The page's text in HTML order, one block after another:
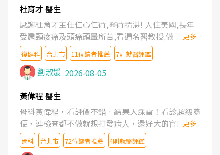
杜育才 醫生
感謝杜育才主任仁心仁術,醫術精湛! 人住美國,長年
受肩頸痠痛及頭痛頭暈所苦,看遍名醫教授,做了各種
檢查,也嘗試過西醫打針,中醫針灸及物理徒手治療都
沒有用,後來連吃到嗎啡類止痛藥都效果有限,只是壓
症狀,沒多久就痛起來,多年失眠嚴重影響生活品質.
台灣親友介紹忠孝醫院杜育才主任是頸頭症候群專
家,上網搜尋杜主任相關文章新聞跟網路評價之後,下
定決心飛回台北找杜醫師診治. 杜主任的乾針跟增生
治療真的很厲害,第一次乾針就覺得整個肩頸鬆開,回
家特別好睡,經過幾次治療,長年頑疾已經好了大半,杜
主任除了打針超厲害,還會一直交代要改善姿勢跟好
更多
復健科 台北市 11位讀者推薦 7則就醫評鑑
劉淑媛 2026-08-05
黃偉程 醫生
骨科黃偉程，看評價不錯，結果大踩雷！看診超級隨
便，連檢查都不做就想打發病人，還好大的官威 ...
想詢問病情還被陰陽怪氣嘲諷一番。可能好評帶來的
大頭症，變得自負不尊重病人。醫術也不行，畢竟連
更多
骨科 台北市 72位讀者推薦 4則就醫評鑑